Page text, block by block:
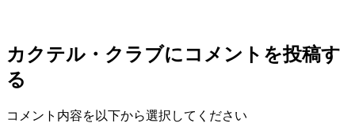
カクテル・クラブにコメントを投稿す
る
コメント内容を以下から選択してください